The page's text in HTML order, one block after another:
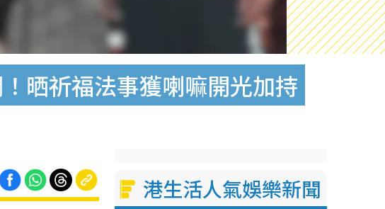
晒祈福法事獲喇嘛開光加持
港生活人氣娛樂新聞